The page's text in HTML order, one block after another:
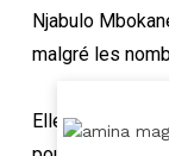
Njabulo
malgré les
Elle à participé